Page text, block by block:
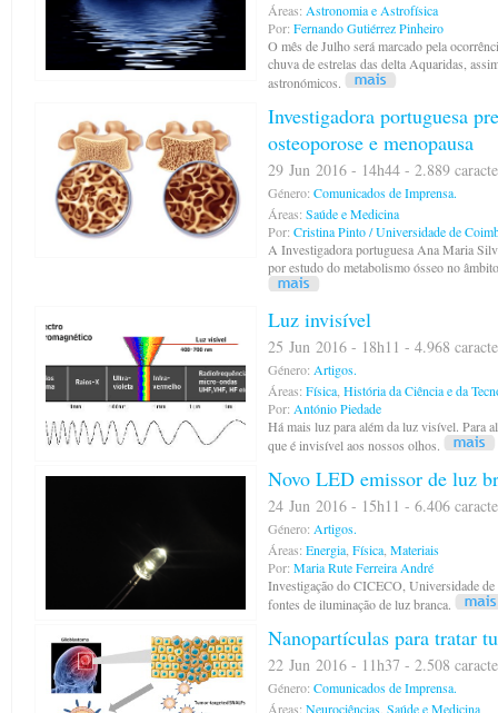
Áreas: Astronomia e Astrofísica
Por: Fernando Gutiérrez Pinheiro
O mês de Julho será marcado pela
chuva de estrelas das delta Aquaridas,
astronómicos.
Investigadora portuguesa
osteoporose e menopausa
29 Jun 2016 - 14h44 - 2.889
Género: Comunicados de Imprensa.
Áreas: Saúde e Medicina
Por: Cristina Pinto / Universidade de
A Investigadora portuguesa Ana Maria
por estudo do metabolismo ósseo no
Luz invisível
25 Jun 2016 - 18h11 - 4.968
Género: Artigos.
Áreas: Física História da Ciência e da
Por: António Piedade
Há mais luz para além da luz visível. Para
que é invisível aos nossos olhos.
Novo LED emissor de luz
24 Jun 2016 - 15h11 - 6.406
Género: Artigos.
Áreas: Energia Física Materiais
Por: Maria Rute Ferreira André
Investigação do CICECO, Universidade
fontes de iluminação de luz branca.
Nanopartículas para tratar
22 Jun 2016 - 11h37 - 2.508
Género: Comunicados de Imprensa.
Áreas: Neurociências Saúde e Medicina